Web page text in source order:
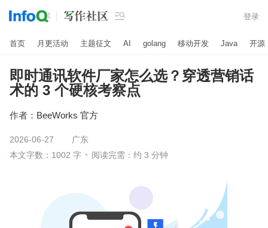
 登录
首页 月更活动 主题征文 AI golang 移动开发 Java 开源
即时通讯软件厂家怎么选？穿透营销话
术的 3 个硬核考察点
作者： BeeWorks 官方
2026-06-27
广东
本文字数：1002 字
阅读完需：约 3 分钟